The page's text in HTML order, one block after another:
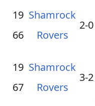
19
66
Shamrock
Rovers
2-0
19
67
Shamrock
Rovers
3-2